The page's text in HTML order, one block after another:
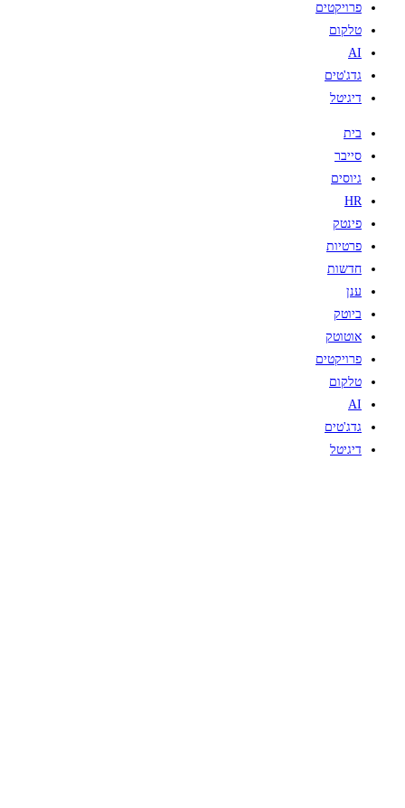
פרויקטים
טלקום
AI
גדג'טים
דיגיטל
בית
סייבר
גיוסים
HR
פינטק
פרטיות
חדשות
ענן
ביוטק
אוטוטק
פרויקטים
טלקום
AI
גדג'טים
דיגיטל